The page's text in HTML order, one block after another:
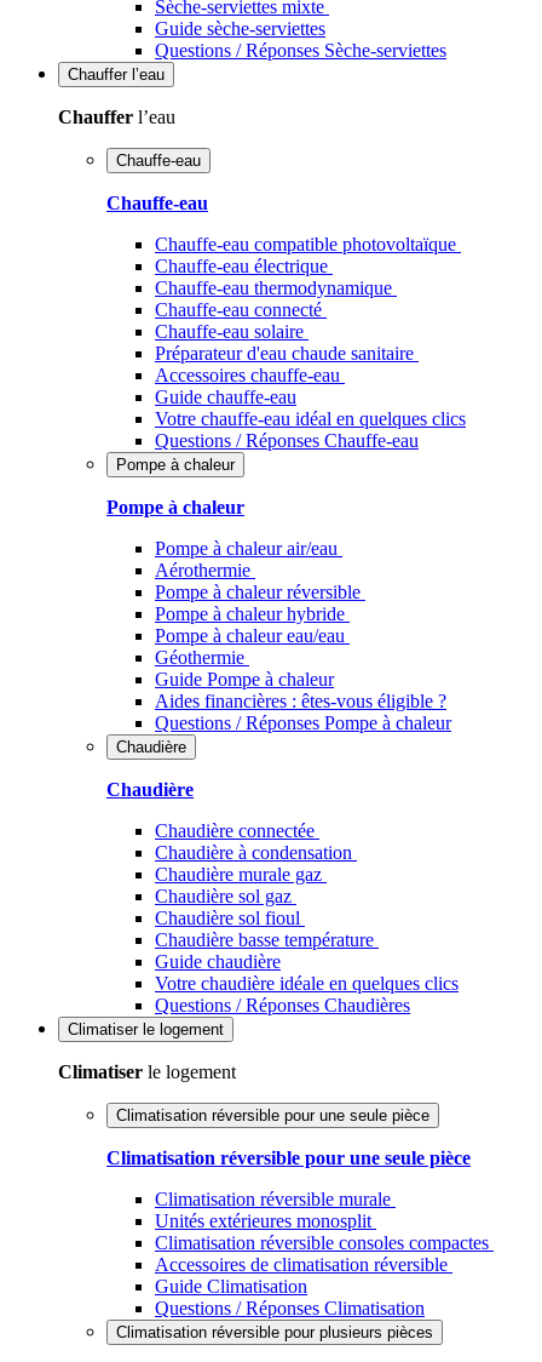
Sèche-serviettes mixte
Guide sèche-serviettes
Questions / Réponses Sèche-serviettes
Chauffer l’eau
Chauffer l’eau
Chauffe-eau
Chauffe-eau
Chauffe-eau compatible photovoltaïque
Chauffe-eau électrique
Chauffe-eau thermodynamique
Chauffe-eau connecté
Chauffe-eau solaire
Préparateur d'eau chaude sanitaire
Accessoires chauffe-eau
Guide chauffe-eau
Votre chauffe-eau idéal en quelques clics
Questions / Réponses Chauffe-eau
Pompe à chaleur
Pompe à chaleur
Pompe à chaleur air/eau
Aérothermie
Pompe à chaleur réversible
Pompe à chaleur hybride
Pompe à chaleur​ eau/eau
Géothermie
Guide Pompe à chaleur
Aides financières : êtes-vous éligible ?
Questions / Réponses Pompe à chaleur
Chaudière
Chaudière
Chaudière connectée
Chaudière à condensation
Chaudière murale gaz
Chaudière sol gaz
Chaudière sol fioul
Chaudière basse température
Guide chaudière
Votre chaudière idéale en quelques clics
Questions / Réponses Chaudières
Climatiser le logement
Climatiser le logement
Climatisation réversible pour une seule pièce
Climatisation réversible pour une seule pièce
Climatisation réversible murale
Unités extérieures monosplit
Climatisation réversible consoles compactes
Accessoires de climatisation réversible
Guide Climatisation
Questions / Réponses Climatisation
Climatisation réversible pour plusieurs pièces